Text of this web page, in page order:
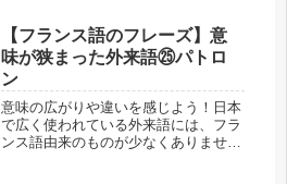
ーズは、「私はデリケートだ」と和訳
され...
【フランス語のフレーズ】意
味が狭まった外来語㉕パトロ
ン
意味の広がりや違いを感じよう！日本
で広く使われている外来語には、フラ
ンス語由来のものが少なくありませ